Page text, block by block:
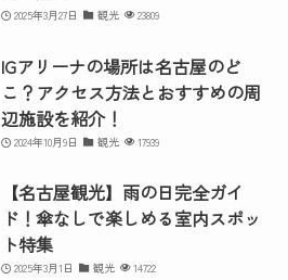
2025年3月27日 観光 23809
IGアリーナの場所は名古屋のど
こ？アクセス方法とおすすめの周
辺施設を紹介！
2024年10月9日 観光 17939
【名古屋観光】雨の日完全ガイ
ド！傘なしで楽しめる室内スポッ
ト特集
2025年3月1日 観光 14722